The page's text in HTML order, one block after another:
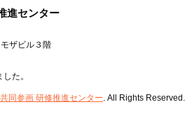
進センター
ザビル３階
た。
同参画 研修推進センター. All Rights Reserved.